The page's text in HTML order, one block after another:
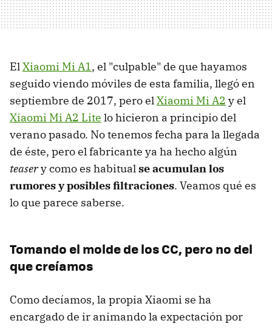
ElXiaomi Mi A1, el "culpable" de que hayamos
seguido viendo móviles de esta familia, llegó en
septiembre de 2017, pero elXiaomi Mi A2 y el
Xiaomi Mi A2 Lite lo hicieron a principio del
verano pasado. No tenemos fecha para la llegada
de éste, pero el fabricante ya ha hecho algún
teasery como es habitualse acumulan los
rumores y posibles filtraciones. Veamos qué es
lo que parece saberse.
Tomando el molde de los CC, pero no del
que creíamos
Como decíamos, la propia Xiaomi se ha
encargado de ir animando la expectación por